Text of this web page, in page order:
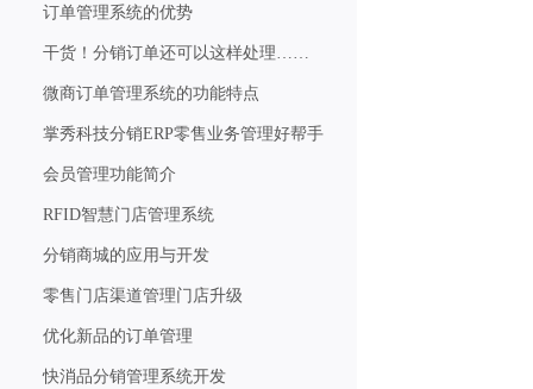
订单管理系统的优势
干货！分销订单还可以这样处理……
微商订单管理系统的功能特点
掌秀科技分销ERP零售业务管理好帮手
会员管理功能简介
RFID智慧门店管理系统
分销商城的应用与开发
零售门店渠道管理门店升级
优化新品的订单管理
快消品分销管理系统开发